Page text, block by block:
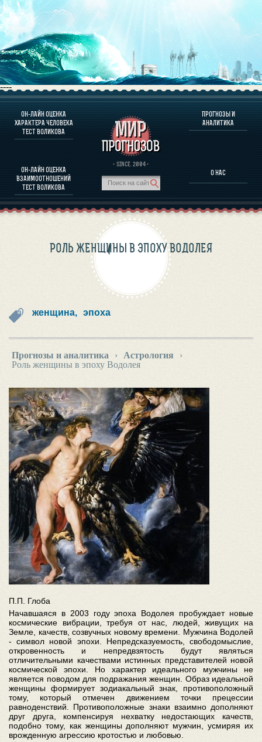
----
ОН-ЛАЙН ОЦЕНКА
ХАРАКТЕРА ЧЕЛОВЕКА
ТЕСТ ВОЛИКОВА
ОН-ЛАЙН ОЦЕНКА
ВЗАИМООТНОШЕНИЙ
ТЕСТ ВОЛИКОВА
· SINCE. 2004 ·
ПРОГНОЗЫ И
АНАЛИТИКА
О НАС
О ПРОГРАММЕ
ОЦЕНКА ХАРАКТЕРA ЧЕЛОВЕКА
ОЦЕНКА ХАРАКТЕРА ВЫДАЮЩИХСЯ ЛИЧНОСТЕЙ
О ПРОГРАММЕ
ПРОГНОЗЫ И АНАЛИТИКА
РОЛЬ ЖЕНЩИНЫ В ЭПОХУ ВОДОЛЕЯ
женщина, эпоха
Прогнозы и аналитика › Астрология
›
Роль женщины в эпоху Водолея
П.П. Глоба
Начавшаяся в 2003 году эпоха Водолея пробуждает новые
космические вибрации, требуя от нас, людей, живущих на
Земле, качеств, созвучных новому времени. Мужчина Водолей
- символ новой эпохи. Непредсказуемость, свободомыслие,
откровенность и непредвзятость будут являться
отличительными качествами истинных представителей новой
космической эпохи. Но характер идеального мужчины не
является поводом для подражания женщин. Образ идеальной
женщины формирует зодиакальный знак, противоположный
тому, который отмечен движением точки прецессии
равноденствий. Противоположные знаки взаимно дополняют
друг друга, компенсируя нехватку недостающих качеств,
подобно тому, как женщины дополняют мужчин, усмиряя их
врожденную агрессию кротостью и любовью.